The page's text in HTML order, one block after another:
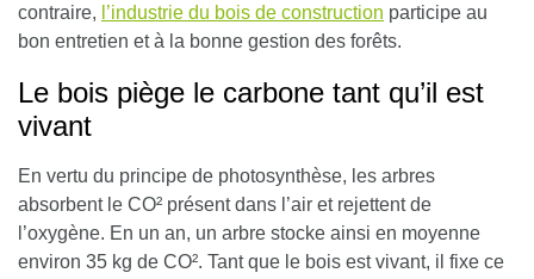
contraire, l’industrie du bois de construction participe au
bon entretien et à la bonne gestion des forêts.
Le bois piège le carbone tant qu’il est
vivant
En vertu du principe de photosynthèse, les arbres
absorbent le CO² présent dans l’air et rejettent de
l’oxygène. En un an, un arbre stocke ainsi en moyenne
environ 35 kg de CO². Tant que le bois est vivant, il fixe ce